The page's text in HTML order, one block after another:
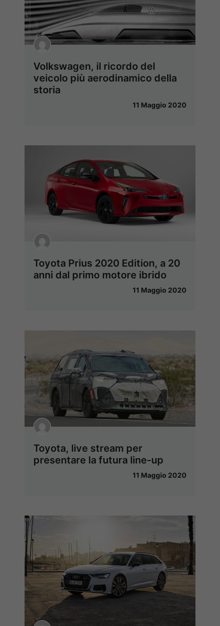
Volkswagen, il ricordo del
veicolo più aerodinamico della
storia
11 Maggio 2020
Toyota Prius 2020 Edition, a 20
anni dal primo motore ibrido
11 Maggio 2020
Toyota, live stream per
presentare la futura line-up
11 Maggio 2020